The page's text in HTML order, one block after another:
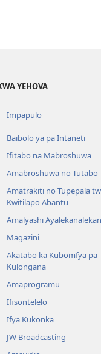
YEHOVA
Impapulo
Baibolo ya pa Intaneti
Ifitabo na Mabroshuwa
Amabroshuwa no Tutabo
Amatrakiti no Tupepala
Kwitilapo Abantu
Amalyashi
Magazini
Akatabo ka Kubomfya pa
Kulongana
Amaprogramu
Ifisontelelo
Ifya Kukonka
JW Broadcasting